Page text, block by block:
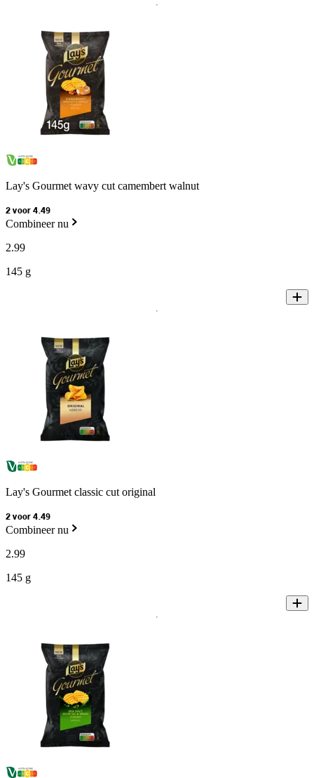
Lay's Gourmet wavy cut camembert walnut
2 voor 4.49
Combineer nu
2.99
145 g
Lay's Gourmet classic cut original
2 voor 4.49
Combineer nu
2.99
145 g